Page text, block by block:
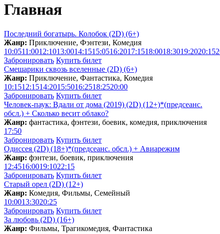
Главная
Последний богатырь. Колобок (2D) (6+)
Жанр: Приключение, Фэнтези, Комедия
10:0511:0012:1013:0014:1515:0516:2017:1518:0018:3019:2020:15
Забронировать Купить билет
Смешарики сквозь вселенные (2D) (6+)
Жанр: Приключение, Фантастика, Комедия
10:1512:1514:2015:5016:2518:2520:00
Забронировать Купить билет
Человек-паук: Вдали от дома (2019) (2D) (12+)*(предсеанс.
обсл.) + Сколько весит облакo?
Жанр: фантастика, фэнтези, боевик, комедия, приключения
17:50
Забронировать Купить билет
Одиссея (2D) (18+)*(предсеанс. обсл.) + Aвиарежим
Жанр: фэнтези, боевик, приключения
12:4516:0019:1022:15
Забронировать Купить билет
Старый орел (2D) (12+)
Жанр: Комедия, Фильмы, Семейный
10:0013:3020:25
Забронировать Купить билет
За любовь (2D) (16+)
Жанр: Фильмы, Трагикомедия, Фантастика